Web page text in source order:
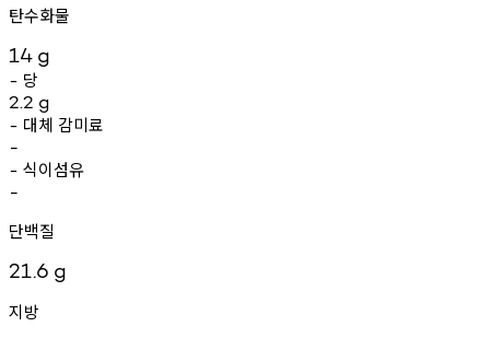
탄수화물
14 g
- 당
2.2 g
- 대체 감미료
-
- 식이섬유
-
단백질
21.6 g
지방